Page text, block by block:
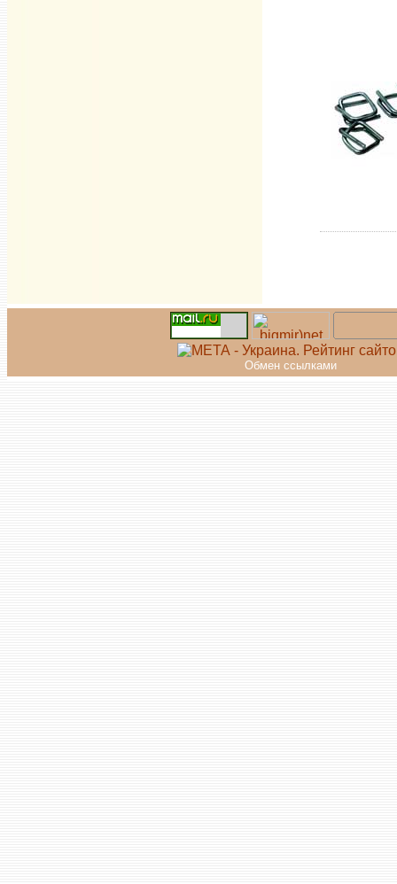
Обмен ссылками